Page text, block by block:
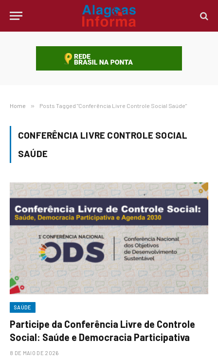
Home » Posts Tagged "Conferência Livre Controle Social Saúde"
CONFERÊNCIA LIVRE CONTROLE SOCIAL
SAÚDE
SAÚDE
Participe da Conferência Livre de Controle
Social: Saúde e Democracia Participativa
8 DE MAIO DE 2026